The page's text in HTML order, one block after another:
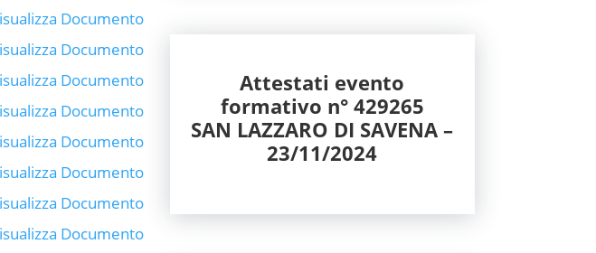
Documento
Documento
Documento
Documento
Documento
Documento
Documento
Documento
Attestati evento
formativo n° 429265
SAN LAZZARO DI SAVENA –
23/11/2024